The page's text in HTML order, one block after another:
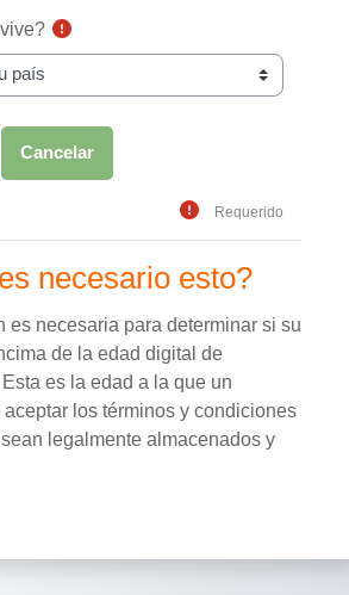
Requerido
necesario esto?
es necesaria para determinar si su
de la edad digital de
es la edad a la que un
los términos y condiciones
legalmente almacenados y